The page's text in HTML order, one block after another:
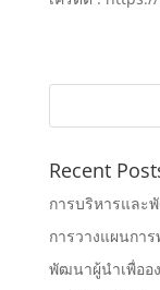
Recent
การบริหารและ
การวางแผนกา
พัฒนาผู้นำเพื่ออ